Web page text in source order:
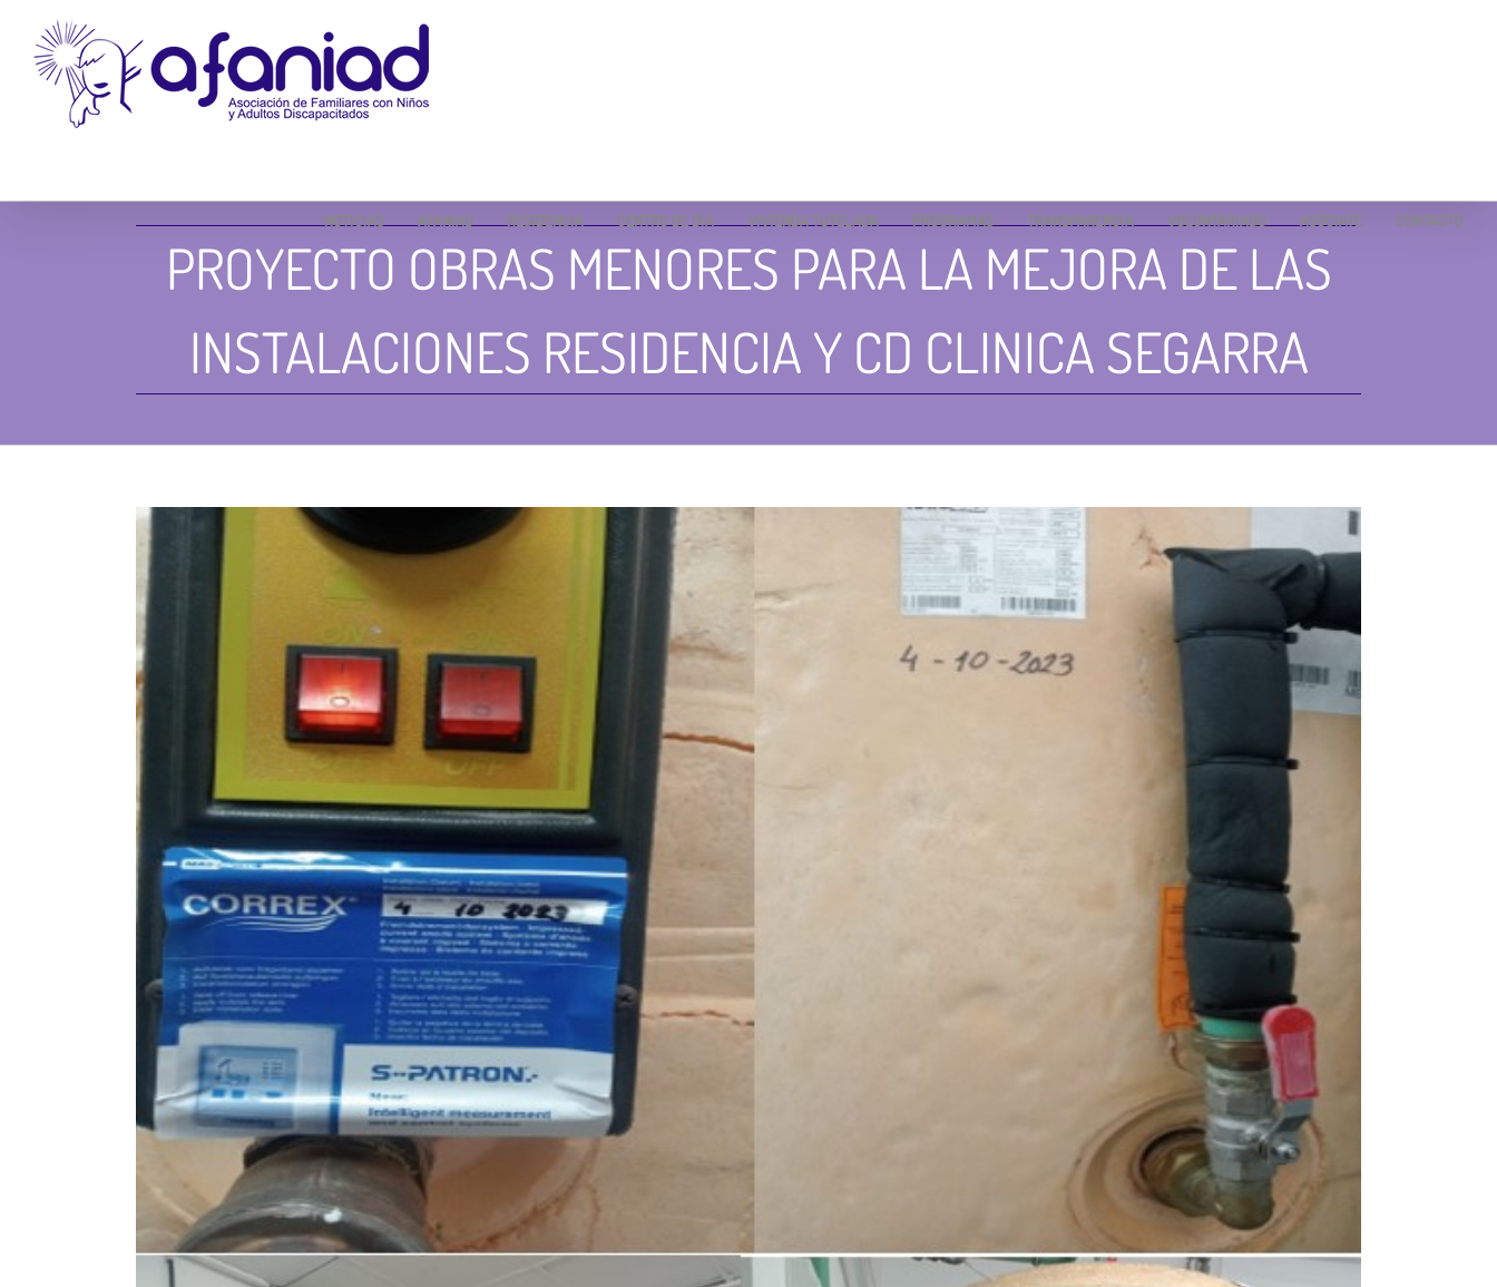
content
NOTICIAS AFANIAD RESIDENCIA CENTRO DE DÍA VIVIENDA TUTELADA PROGRAMAS TRANSPARENCIA VOLUNTARIADO ASÓCIATE CONTACTO
PROYECTO OBRAS MENORES PARA LA MEJORA DE LAS
INSTALACIONES RESIDENCIA Y CD CLINICA SEGARRA
View
Larger
Image